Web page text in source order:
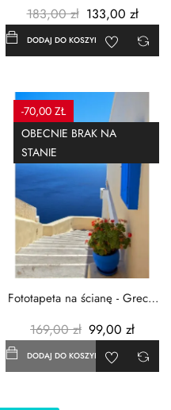
183,00 zł 133,00 zł
DODAJ DO KOSZYKA
-70,00 ZŁ
OBECNIE BRAK NA
STANIE
Fototapeta na ścianę - Grecja
169,00 zł 99,00 zł
DODAJ DO KOSZYKA